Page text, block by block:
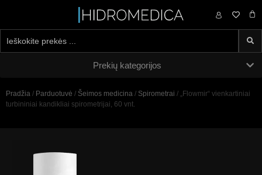
0,00 €
Prekių kategorijos
Pradžia / Parduotuvė / Šeimos medicina / Spirometrai / „Flowmir“ vienkartiniai
turbininiai kandikliai spirometrijai, 60 vnt.